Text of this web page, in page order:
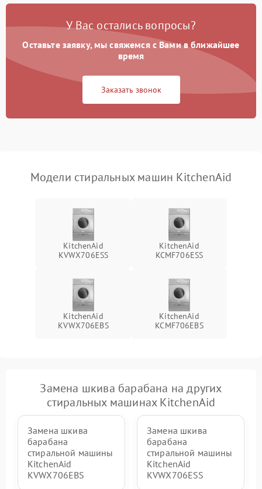
Замена платы управления 2200 ₽ Подробнее →
У Вас остались вопросы?
Оставьте заявку, мы свяжемся с Вами в ближайшее
время
Заказать звонок
Модели стиральных машин KitchenAid
KitchenAid
KVWX706ESS
KitchenAid
KCMF706ESS
KitchenAid
KVWX706EBS
KitchenAid
KCMF706EBS
Замена шкива барабана на других
стиральных машинах KitchenAid
Замена шкива
барабана
стиральной машины
KitchenAid
KVWX706EBS
Замена шкива
барабана
стиральной машины
KitchenAid
KVWX706ESS